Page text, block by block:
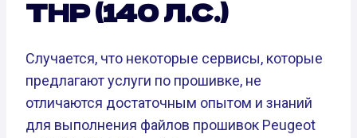
THP (140 Л.С.)
Случается, что некоторые сервисы, которые
предлагают услуги по прошивке, не
отличаются достаточным опытом и знаний
для выполнения файлов прошивок Peugeot